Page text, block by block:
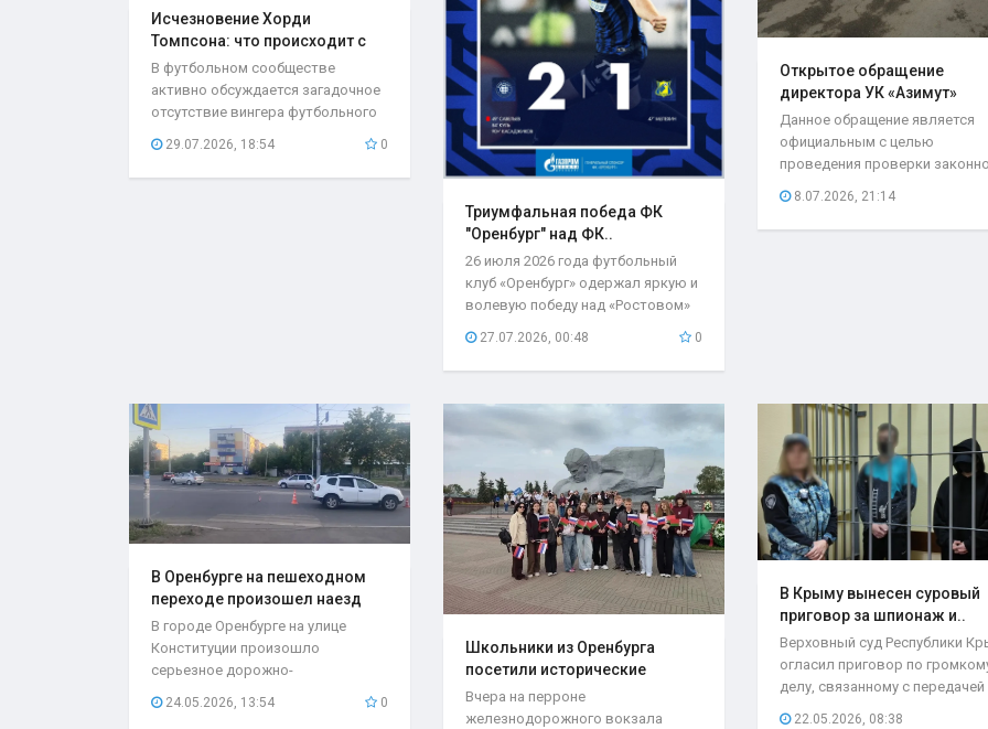
Исчезновение Хорди
Томпсона: что происходит с
игроком..
В футбольном сообществе
активно обсуждается загадочное
отсутствие вингера футбольного
29.07.2026, 18:54 0
Триумфальная победа ФК
"Оренбург" над ФК..
26 июля 2026 года футбольный
клуб «Оренбург» одержал яркую и
волевую победу над «Ростовом»
со счётом 2:1...
27.07.2026, 00:48 0
Открытое обращение
директора УК «Азимут»
Елены..
Данное обращение является
официальным с целью
проведения проверки
возложения
8.07.2026, 21:14
В Оренбурге на пешеходном
переходе произошел наезд
на..
В городе Оренбурге на улице
Конституции произошло
серьезное дорожно-
транспортное происшествие,
24.05.2026, 13:54 0
Школьники из Оренбурга
посетили исторические
места..
Вчера на перроне
железнодорожного вокзала
В Крыму вынесен суровый
приговор за шпионаж и..
Верховный суд Республики
огласил приговор по
делу, связанному с передачей
22.05.2026, 08:38